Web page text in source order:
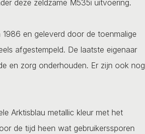
deze zeldzame M535i uitvoering.
en geleverd door de toenmalige
afgestempeld. De laatste eigenaar
en zorg onderhouden. Er zijn ook nog
Arktisblau metallic kleur met het
de tijd heen wat gebruikerssporen